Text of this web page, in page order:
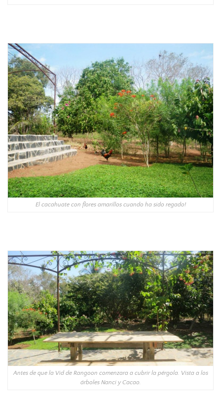
El cacahuate con flores amarillos cuando ha sido regado!
Antes de que la Vid de Rangoon comenzara a cubrir la pérgola. Vista a los
árboles Nanci y Cacao.